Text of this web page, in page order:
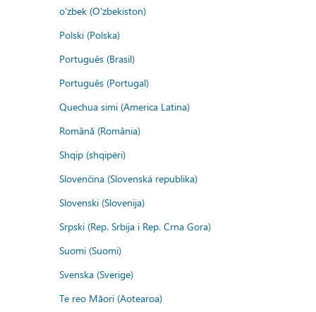
o'zbek (O'zbekiston)
Polski (Polska)
Português (Brasil)
Português (Portugal)
Quechua simi (America Latina)
Română (România)
Shqip (shqipëri)
Slovenčina (Slovenská republika)
Slovenski (Slovenija)
Srpski (Rep. Srbija i Rep. Crna Gora)
Suomi (Suomi)
Svenska (Sverige)
Te reo Māori (Aotearoa)